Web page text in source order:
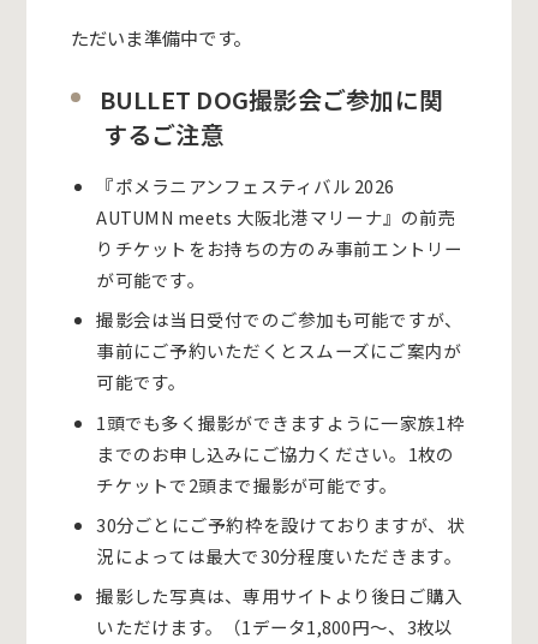
ただいま準備中です。
BULLET DOG撮影会ご参加に関
するご注意
『ポメラニアンフェスティバル 2026
AUTUMN meets 大阪北港マリーナ』 の前売
りチケット をお持ちの方のみ事前エントリー
が可能です。
撮影会は当日受付でのご参加も可能ですが、
事前にご予約いただくとスムーズにご案内が
可能です。
1頭でも多く撮影ができますように一家族1枠
までのお申し込みにご協力ください。1枚の
チケットで2頭まで撮影が可能です。
30分ごとにご予約枠を設けておりますが、状
況によっては最大で30分程度いただきます。
撮影した写真は、専用サイトより後日ご購入
いただけます。（1データ1,800円〜、3枚以